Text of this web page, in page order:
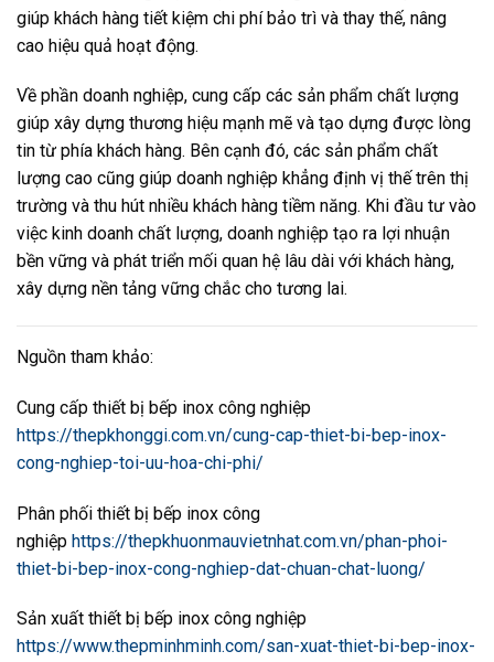
giúp khách hàng tiết kiệm chi phí bảo trì và thay thế, nâng
cao hiệu quả hoạt động.
Về phần doanh nghiệp, cung cấp các sản phẩm chất lượng
giúp xây dựng thương hiệu mạnh mẽ và tạo dựng được lòng
tin từ phía khách hàng. Bên cạnh đó, các sản phẩm chất
lượng cao cũng giúp doanh nghiệp khẳng định vị thế trên thị
trường và thu hút nhiều khách hàng tiềm năng. Khi đầu tư vào
việc kinh doanh chất lượng, doanh nghiệp tạo ra lợi nhuận
bền vững và phát triển mối quan hệ lâu dài với khách hàng,
xây dựng nền tảng vững chắc cho tương lai.
Nguồn tham khảo:
Cung cấp thiết bị bếp inox công nghiệp
https://thepkhonggi.com.vn/cung-cap-thiet-bi-bep-inox-
cong-nghiep-toi-uu-hoa-chi-phi/
Phân phối thiết bị bếp inox công
nghiệp https://thepkhuonmauvietnhat.com.vn/phan-phoi-
thiet-bi-bep-inox-cong-nghiep-dat-chuan-chat-luong/
Sản xuất thiết bị bếp inox công nghiệp
https://www.thepminhminh.com/san-xuat-thiet-bi-bep-inox-